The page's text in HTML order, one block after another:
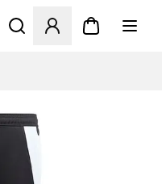
Åbner en Modal til at